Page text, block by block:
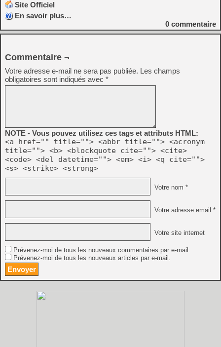
Site Officiel
En savoir plus…
0 commentaire
Commentaire ¬
Votre adresse e-mail ne sera pas publiée. Les champs
obligatoires sont indiqués avec *
NOTE - Vous pouvez utilisez ces tags et attributs HTML:
<a href="" title=""> <abbr title=""> <acronym
title=""> <b> <blockquote cite=""> <cite>
<code> <del datetime=""> <em> <i> <q cite="">
<s> <strike> <strong>
Votre nom *
Votre adresse email *
Votre site internet
Prévenez-moi de tous les nouveaux commentaires par e-mail.
Prévenez-moi de tous les nouveaux articles par e-mail.